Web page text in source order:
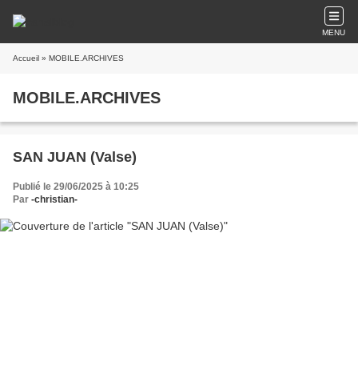
MENU
Accueil » MOBILE.ARCHIVES
MOBILE.ARCHIVES
SAN JUAN (Valse)
Publié le 29/06/2025 à 10:25
Par -christian-